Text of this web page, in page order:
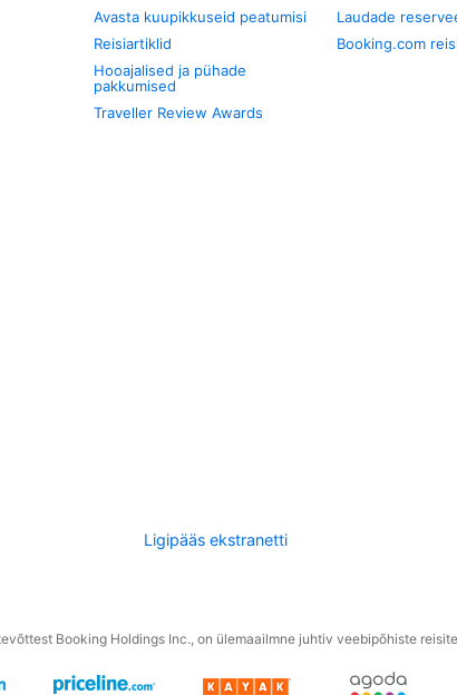
Avasta kuupikkuseid peatumisi
Reisiartiklid
Hooajalised ja pühade
pakkumised
Traveller Review Awards
Laudade
Booking.com
Ligipääs ekstranetti
Booking Holdings Inc., on ülemaailmne juhtiv veebipõhiste